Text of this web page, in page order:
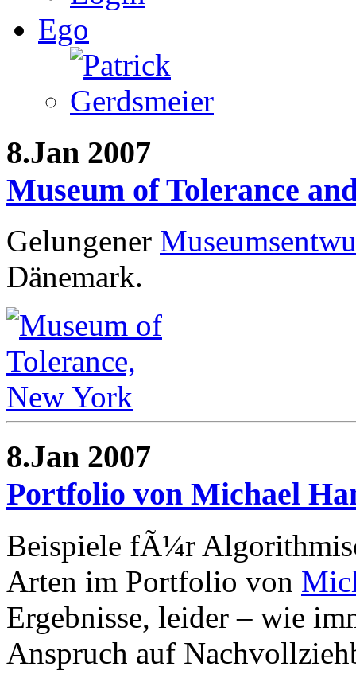
Ego
8.Jan 2007
Museum of Tolerance
Gelungener
Dänemark.
8.Jan 2007
Portfolio von Michael
Beispiele fÃ¼r
Arten im Portfolio von
Ergebnisse, leider – wie
Anspruch auf